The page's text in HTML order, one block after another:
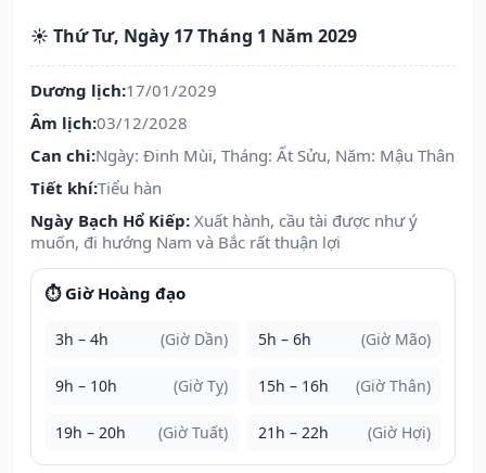
☀️ Thứ Tư, Ngày 17 Tháng 1 Năm 2029
Dương lịch:17/01/2029
Âm lịch:03/12/2028
Can chi:Ngày: Đinh Mùi, Tháng: Ất Sửu, Năm: Mậu Thân
Tiết khí:Tiểu hàn
Ngày Bạch Hổ Kiếp: Xuất hành, cầu tài được như ý
muốn, đi hướng Nam và Bắc rất thuận lợi
⏱️ Giờ Hoàng đạo
3h – 4h (Giờ Dần) 5h – 6h (Giờ Mão)
9h – 10h (Giờ Tỵ) 15h – 16h (Giờ Thân)
19h – 20h (Giờ Tuất) 21h – 22h (Giờ Hợi)